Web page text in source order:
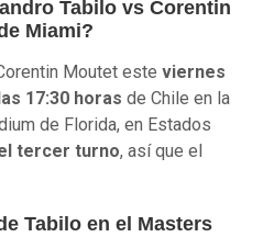
Tabilo vs Corentin
Miami?
Moutet este viernes
17:30 horas de Chile en la
de Florida, en Estados
tercer turno, así que el
Tabilo en el Masters